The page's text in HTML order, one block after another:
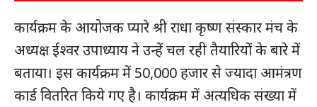
कार्यक्रम के आयोजक प्यारे श्री राधा कृष्ण संस्कार मंच के
अध्यक्ष ईश्वर उपाध्याय ने उन्हें चल रही तैयारियों के बारे में
बताया। इस कार्यक्रम में 50,000 हजार से ज्यादा आमंत्रण
कार्ड वितरित किये गए है। कार्यक्रम में अत्यधिक संख्या में